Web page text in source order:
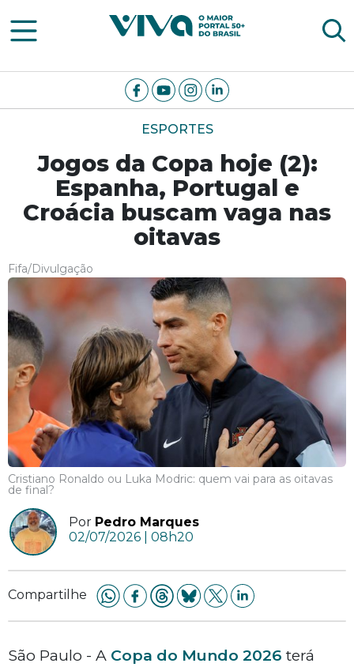
Viva Notícias
ESPORTES
Jogos da Copa hoje (2):
Espanha, Portugal e
Croácia buscam vaga nas
oitavas
Fifa/Divulgação
Cristiano Ronaldo ou Luka Modric: quem vai para as oitavas
de final?
Por Pedro Marques
02/07/2026 | 08h20
Compartilhe
São Paulo - A Copa do Mundo 2026 terá